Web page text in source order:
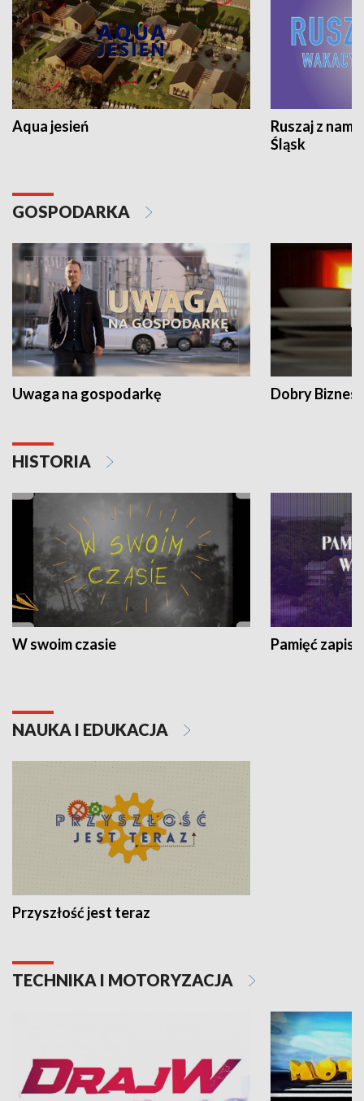
Aqua jesień
Ruszaj z
Śląsk
GOSPODARKA
Uwaga na gospodarkę Dobry Biznes
HISTORIA
W swoim czasie Pamięć
NAUKA I EDUKACJA
Przyszłość jest teraz
TECHNIKA I MOTORYZACJA